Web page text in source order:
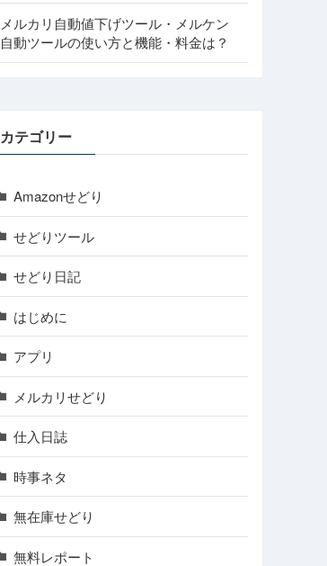
メルカリ自動値下げツール・メルケン
自動ツールの使い方と機能・料金は？
カテゴリー
Amazonせどり
せどりツール
せどり日記
はじめに
アプリ
メルカリせどり
仕入日誌
時事ネタ
無在庫せどり
無料レポート